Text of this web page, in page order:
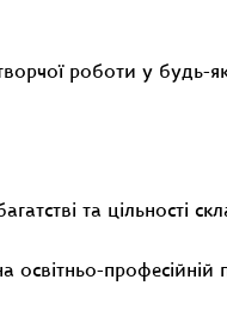
роботи у будь-
та цільності
професійній